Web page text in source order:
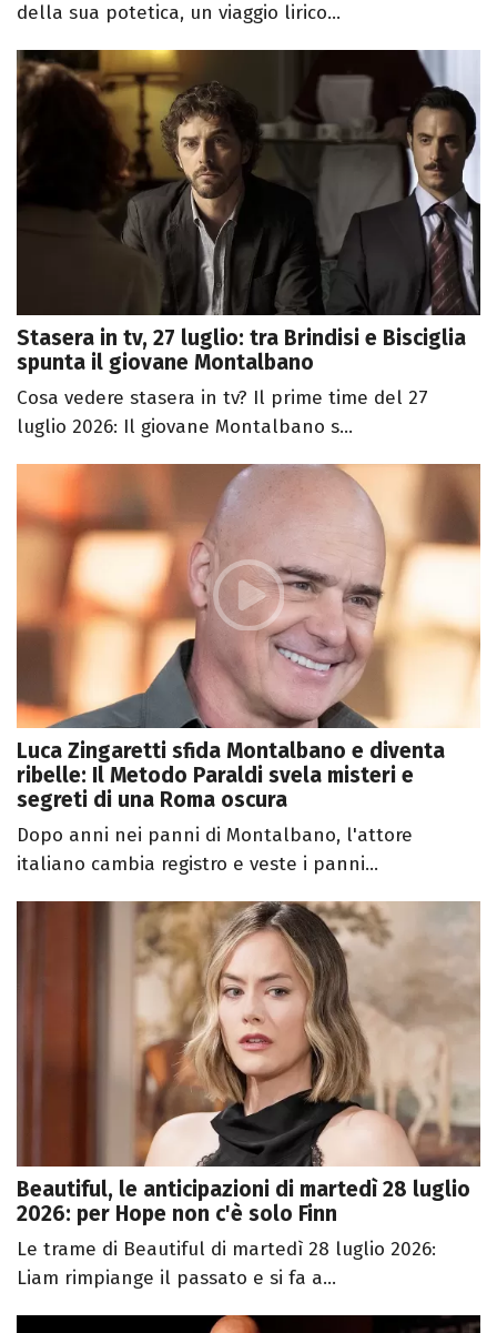
della sua potetica, un viaggio lirico...
Stasera in tv, 27 luglio: tra Brindisi e Bisciglia
spunta il giovane Montalbano
Cosa vedere stasera in tv? Il prime time del 27
luglio 2026: Il giovane Montalbano s...
Luca Zingaretti sfida Montalbano e diventa
ribelle: Il Metodo Paraldi svela misteri e
segreti di una Roma oscura
Dopo anni nei panni di Montalbano, l'attore
italiano cambia registro e veste i panni...
Beautiful, le anticipazioni di martedì 28 luglio
2026: per Hope non c'è solo Finn
Le trame di Beautiful di martedì 28 luglio 2026:
Liam rimpiange il passato e si fa a...